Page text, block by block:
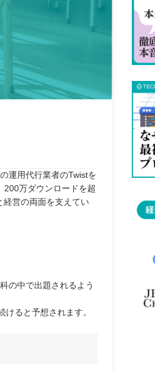
運用代行業者のTwistを
万ダウンロードを超
経営の両面を支えてい
の中で出題されるよう
ると予想されます。